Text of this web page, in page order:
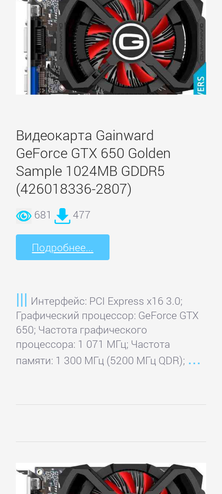
Видеокарта Gainward
GeForce GTX 650 Golden
Sample 1024MB GDDR5
(426018336-2807)
681 477
Подробнее...
Интерфейс: PCI Express x16 3.0;
Графический процессор: GeForce GTX
650; Частота графического
процессора: 1 071 МГц; Частота
памяти: 1 300 МГц (5200 МГц QDR);